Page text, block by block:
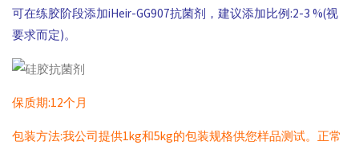
可在练胶阶段添加iHeir-GG907抗菌剂，建议添加比例:2-3 %(视
要求而定)。
保质期:12个月
包装方法:我公司提供1kg和5kg的包装规格供您样品测试。正常